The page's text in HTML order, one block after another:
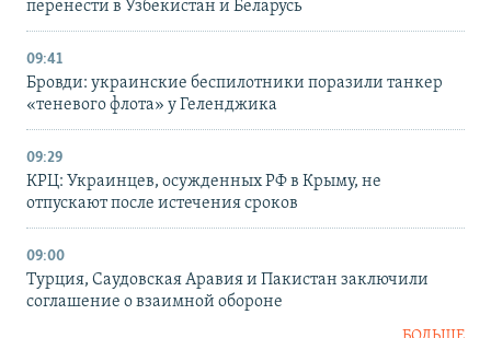
перенести в Узбекистан и Беларусь
09:41
Бровди: украинские беспилотники поразили танкер
«теневого флота» у Геленджика
09:29
КРЦ: Украинцев, осужденных РФ в Крыму, не
отпускают после истечения сроков
09:00
Турция, Саудовская Аравия и Пакистан заключили
соглашение о взаимной обороне